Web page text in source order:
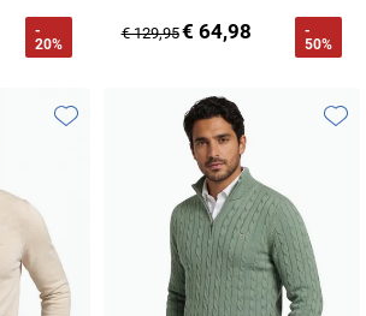
-
20%
€ 129,95€ 64,98
-
50%
Toevoegen aan favorieten